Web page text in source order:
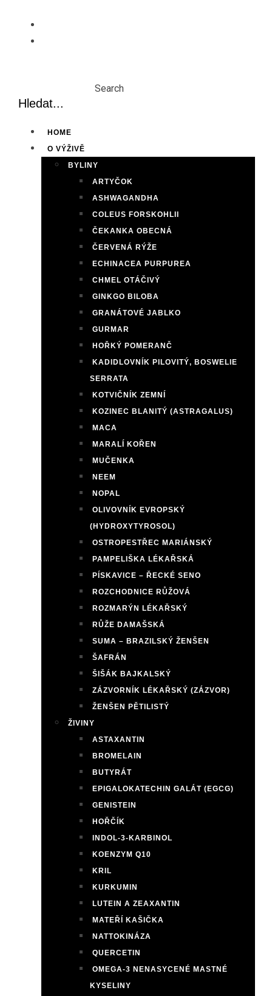
content
Search
HOME
O VÝŽIVĚ
BYLINY
ARTYČOK
ASHWAGANDHA
COLEUS FORSKOHLII
ČEKANKA OBECNÁ
ČERVENÁ RÝŽE
ECHINACEA PURPUREA
CHMEL OTÁČIVÝ
GINKGO BILOBA
GRANÁTOVÉ JABLKO
GURMAR
HOŘKÝ POMERANČ
KADIDLOVNÍK PILOVITÝ, BOSWELIE
SERRATA
KOTVIČNÍK ZEMNÍ
KOZINEC BLANITÝ (ASTRAGALUS)
MACA
MARALÍ KOŘEN
MUČENKA
NEEM
NOPAL
OLIVOVNÍK EVROPSKÝ
(HYDROXYTYROSOL)
OSTROPESTŘEC MARIÁNSKÝ
PAMPELIŠKA LÉKAŘSKÁ
PÍSKAVICE – ŘECKÉ SENO
ROZCHODNICE RŮŽOVÁ
ROZMARÝN LÉKAŘSKÝ
RŮŽE DAMAŠSKÁ
SUMA – BRAZILSKÝ ŽENŠEN
ŠAFRÁN
ŠIŠÁK BAJKALSKÝ
ZÁZVORNÍK LÉKAŘSKÝ (ZÁZVOR)
ŽENŠEN PĚTILISTÝ
ŽIVINY
ASTAXANTIN
BROMELAIN
BUTYRÁT
EPIGALOKATECHIN GALÁT (EGCG)
GENISTEIN
HOŘČÍK
INDOL-3-KARBINOL
KOENZYM Q10
KRIL
KURKUMIN
LUTEIN A ZEAXANTIN
MATEŘÍ KAŠIČKA
NATTOKINÁZA
QUERCETIN
OMEGA-3 NENASYCENÉ MASTNÉ
KYSELINY